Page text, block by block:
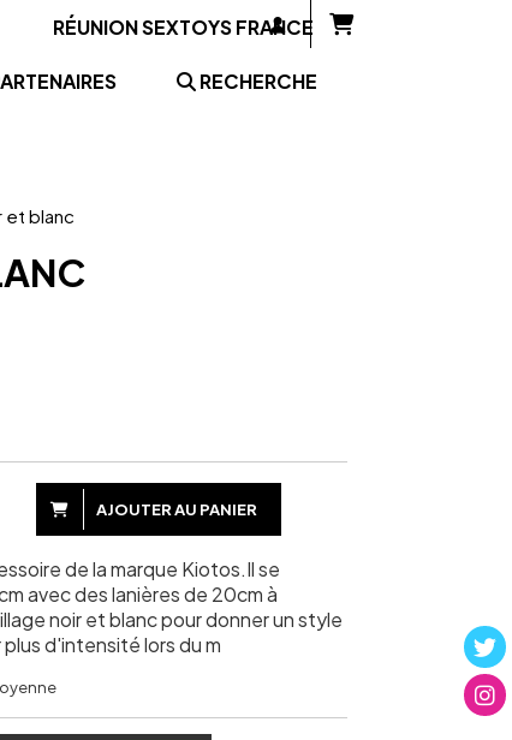
RÉUNION SEXTOYS FRANCE
RECHERCHE
et blanc
AJOUTER AU PANIER
de la marque Kiotos.Il se
avec des lanières de 20cm à
noir et blanc pour donner un style
d'intensité lors du m